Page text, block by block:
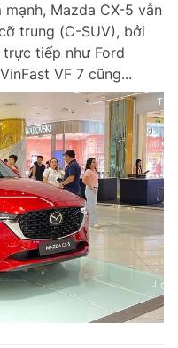
Mazda CX-5 vẫn
trung (C-SUV), bởi
tiếp như Ford
VF 7 cũng...